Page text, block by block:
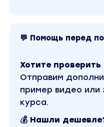
💬 Помощь перед
Хотите
Отправим
пример видео
курса.
💰 Нашли